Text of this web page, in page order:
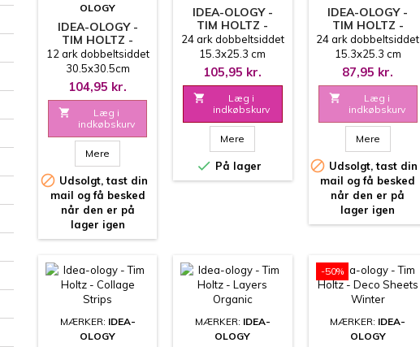
OLOGY
IDEA-OLOGY -
TIM HOLTZ -
PALETTE
COLLECTION
12X12 - PINK -
TH94455
12 ark dobbeltsiddet
30.5x30.5cm
104,95 kr.

Læg i
indkøbskurv
Mere
 Udsolgt, tast din
mail og få besked
når den er på
lager igen
IDEA-OLOGY -
TIM HOLTZ -
BACKDROPS
VOLUME 3
24 ark dobbeltsiddet
15.3x25.3 cm
105,95 kr.

Læg i
indkøbskurv
Mere
 På lager
IDEA-OLOGY -
TIM HOLTZ -
BACKDROPS
VOLUME 2
24 ark dobbeltsiddet
15.3x25.3 cm
87,95 kr.

Læg i
indkøbskurv
Mere
 Udsolgt, tast din
mail og få besked
når den er på
lager igen
MÆRKER: IDEA-
OLOGY
MÆRKER: IDEA-
OLOGY
-50%
MÆRKER: IDEA-
OLOGY